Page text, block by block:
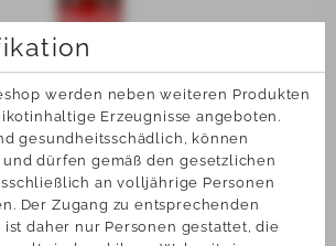
werden neben weiteren Produkten
Erzeugnisse angeboten.
gesundheitsschädlich, können
dürfen gemäß den gesetzlichen
an volljährige Personen
Der Zugang zu entsprechenden
daher nur Personen gestattet, die